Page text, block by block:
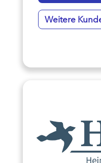
Weitere